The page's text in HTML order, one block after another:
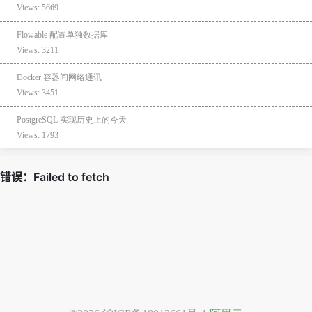
Views: 5669
Flowable 配置单独数据库
Views: 3211
Docker 容器间网络通讯
Views: 3451
PostgreSQL 实现历史上的今天
Views: 1793